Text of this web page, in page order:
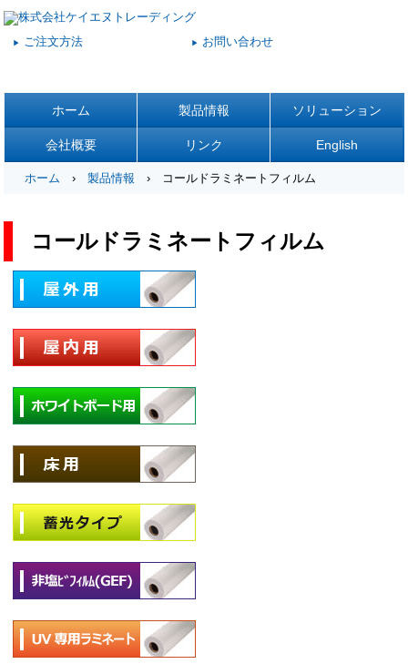
▶ ご注文方法 ▶ お問い合わせ
ホーム 製品情報 ソリューション
会社概要 リンク English
ホーム›製品情報 › コールドラミネートフィルム
コールドラミネートフィルム